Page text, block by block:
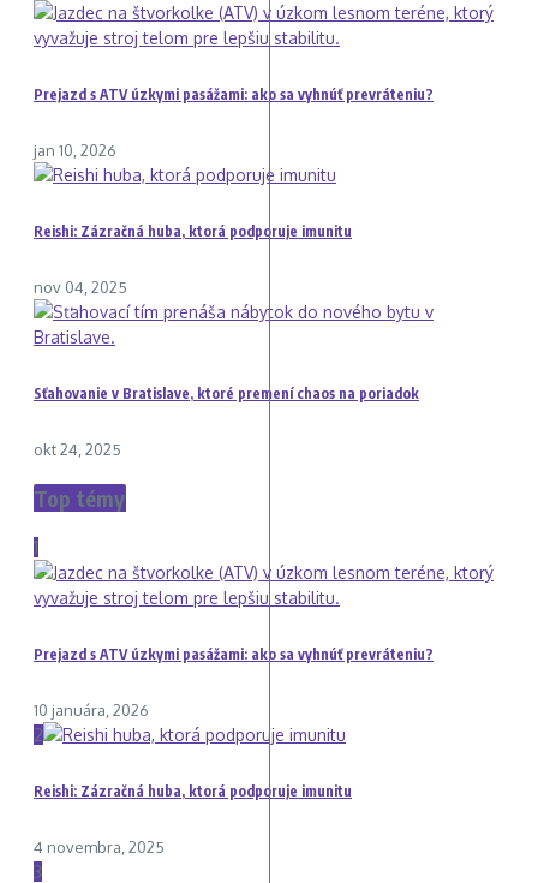
Prejazd s ATV úzkymi pasážami: ako sa vyhnúť prevráteniu?
jan 10, 2026
Reishi: Zázračná huba, ktorá podporuje imunitu
nov 04, 2025
Sťahovanie v Bratislave, ktoré premení chaos na poriadok
okt 24, 2025
Top témy
1
Prejazd s ATV úzkymi pasážami: ako sa vyhnúť prevráteniu?
10 januára, 2026
2
Reishi: Zázračná huba, ktorá podporuje imunitu
4 novembra, 2025
3